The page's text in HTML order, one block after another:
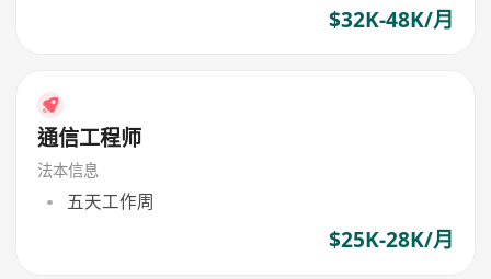
$32K-48K/月
通信工程师
法本信息
五天工作周
$25K-28K/月